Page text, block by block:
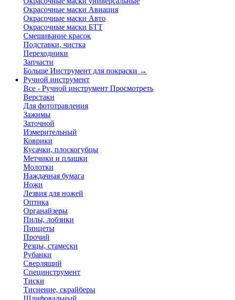
Окрасочные маски Авиация
Окрасочные маски Авто
Окрасочные маски БТТ
Смешивание красок
Подставки, чистка
Переходники
Запчасти
Больше Инструмент для покраски →
Ручной инструмент
Все - Ручной инструмент Просмотреть
Верстаки
Для фототравления
Зажимы
Заточной
Измерительный
Коврики
Кусачки, плоскогубцы
Метчики и плашки
Молотки
Наждачная бумага
Ножи
Лезвия для ножей
Оптика
Органайзеры
Пилы, лобзики
Пинцеты
Прочий
Резцы, стамески
Рубанки
Сверлящий
Специнструмент
Тиски
Тиснение, скрайберы
Шлифовальный